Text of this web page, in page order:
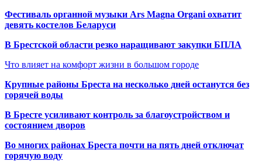
Фестиваль органной музыки Ars Magna Organi охватит
девять костелов Беларуси
В Брестской области резко наращивают закупки БПЛА
Что влияет на комфорт жизни в большом городе
Крупные районы Бреста на несколько дней останутся без
горячей воды
В Бресте усиливают контроль за благоустройством и
состоянием дворов
Во многих районах Бреста почти на пять дней отключат
горячую воду